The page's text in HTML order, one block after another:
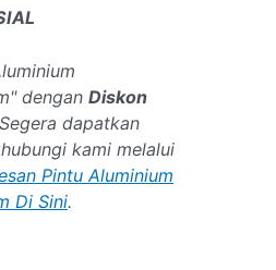
denganDiskon
dapatkan
kami melalui
Pintu Aluminium
Di Sini.